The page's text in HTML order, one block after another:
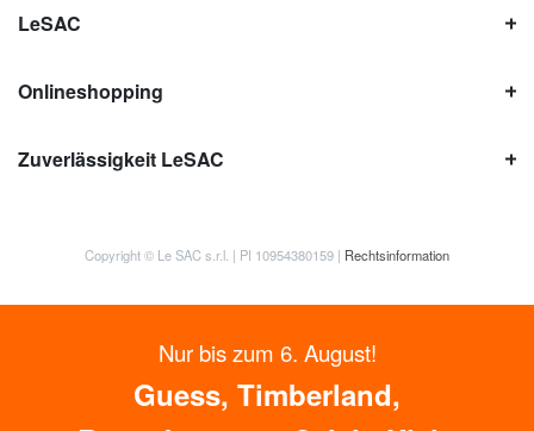
LeSAC
Onlineshopping
Zuverlässigkeit LeSAC
Copyright © Le SAC s.r.l. | PI 10954380159 | Rechtsinformation
Nur bis zum 6. August!
Guess, Timberland,